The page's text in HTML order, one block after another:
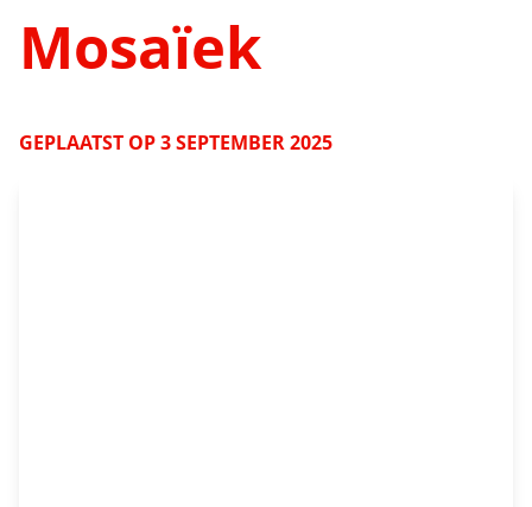
Mosaïek
GEPLAATST OP3 SEPTEMBER 2025